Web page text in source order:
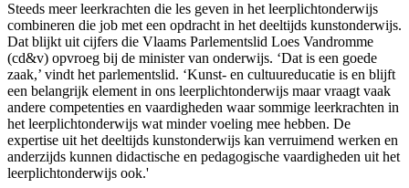
Steeds meer leerkrachten die les geven in het leerplichtonderwijs
combineren die job met een opdracht in het deeltijds kunstonderwijs.
Dat blijkt uit cijfers die Vlaams Parlementslid Loes Vandromme
(cd&v) opvroeg bij de minister van onderwijs. ‘Dat is een goede
zaak,’ vindt het parlementslid. ‘Kunst- en cultuureducatie is en blijft
een belangrijk element in ons leerplichtonderwijs maar vraagt vaak
andere competenties en vaardigheden waar sommige leerkrachten in
het leerplichtonderwijs wat minder voeling mee hebben. De
expertise uit het deeltijds kunstonderwijs kan verruimend werken en
anderzijds kunnen didactische en pedagogische vaardigheden uit het
leerplichtonderwijs ook.'